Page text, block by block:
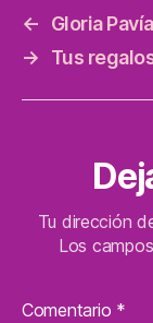
←
Gloria
→
Tus
Tu dirección
Los
Comentario *